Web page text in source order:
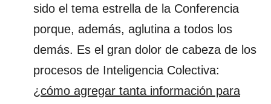
sido el tema estrella de la Conferencia
porque, además, aglutina a todos los
demás. Es el gran dolor de cabeza de los
procesos de Inteligencia Colectiva:
¿cómo agregar tanta información para